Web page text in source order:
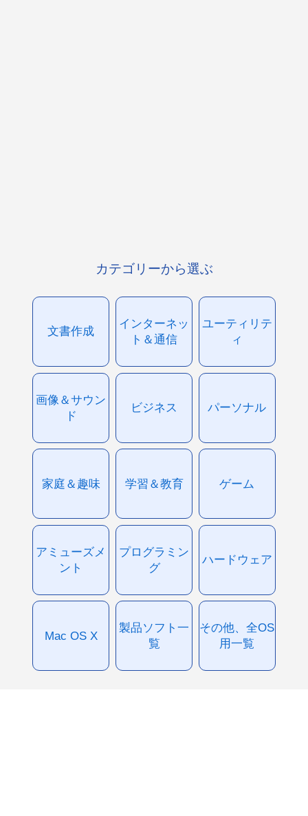
カテゴリーから選ぶ
文書作成
インターネッ
ト＆通信
ユーティリテ
ィ
画像＆サウン
ド
ビジネス パーソナル
家庭＆趣味 学習＆教育 ゲーム
アミューズメ
ント
プログラミン
グ
ハードウェア
Mac OS X
製品ソフト一
覧
その他、全OS
用一覧